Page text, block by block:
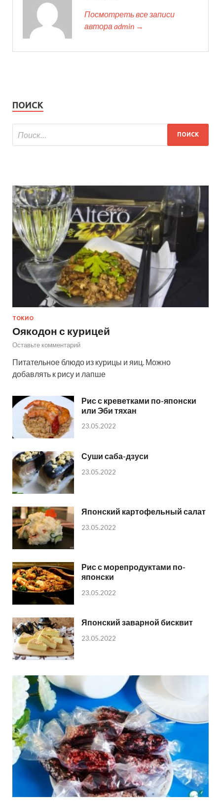
Посмотреть все записи
автора admin →
ПОИСК
ТОКИО
Оякодон с курицей
Оставьте комментарий
Питательное блюдо из курицы и яиц. Можно
добавлять к рису и лапше
Рис с креветками по-японски
или Эби тяхан
23.05.2022
Суши саба-дзуси
23.05.2022
Японский картофельный салат
23.05.2022
Рис с морепродуктами по-
японски
23.05.2022
Японский заварной бисквит
23.05.2022